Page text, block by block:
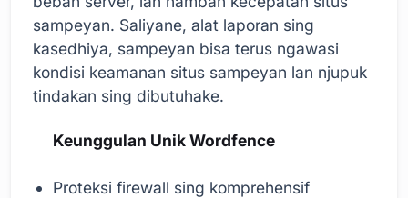
sampeyan. Saliyane, alat laporan sing
kasedhiya, sampeyan bisa terus ngawasi
kondisi keamanan situs sampeyan lan njupuk
tindakan sing dibutuhake.
Keunggulan Unik Wordfence
Proteksi firewall sing komprehensif